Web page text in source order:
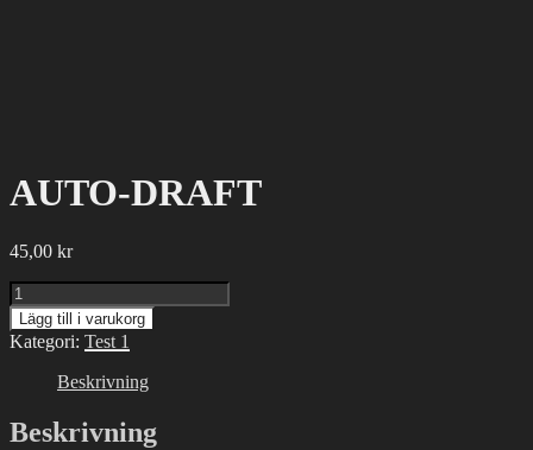
AUTO-DRAFT
45,00 kr
AUTO-
DRAFT
mängd
Lägg till i varukorg
Kategori: Test 1
Beskrivning
Beskrivning